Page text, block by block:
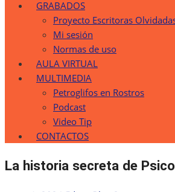
GRABADOS
Proyecto Escritoras
Mi sesión
Normas de uso
AULA VIRTUAL
MULTIMEDIA
Petroglifos en Rostros
Podcast
Video Tip
CONTACTOS
La historia secreta de